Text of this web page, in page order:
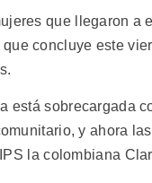
que llegaron a
concluye este
está sobrecargada
y ahora
la colombiana